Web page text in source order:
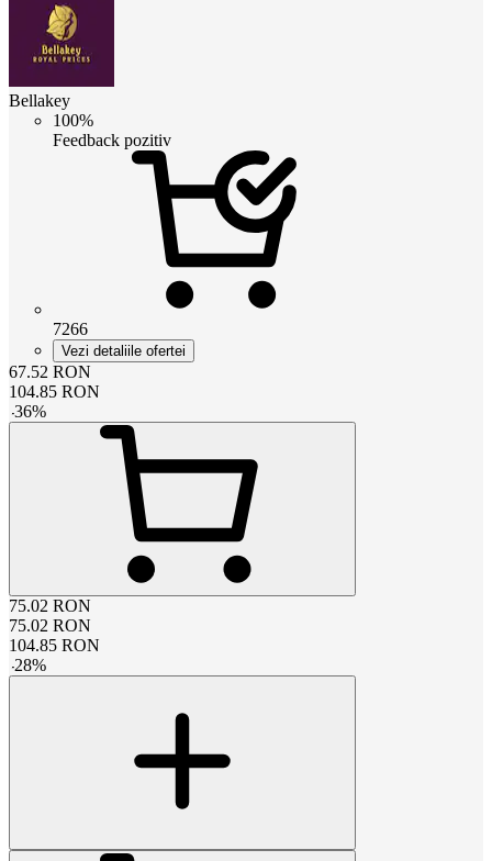
Bellakey
100%
Feedback pozitiv
7266
Vezi detaliile ofertei
67.52 RON
104.85 RON
-36%
75.02 RON
75.02 RON
104.85 RON
-28%